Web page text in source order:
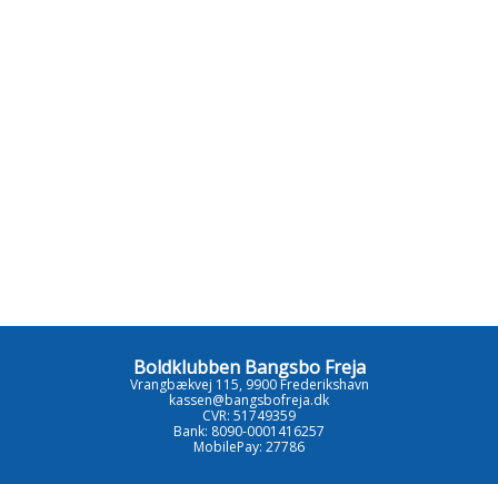
Boldklubben Bangsbo Freja
Vrangbækvej 115, 9900 Frederikshavn
kassen@bangsbofreja.dk
CVR: 51749359
Bank: 8090-0001416257
MobilePay: 27786